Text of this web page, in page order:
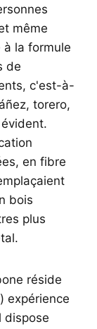
même
la formule
de
c'est-à-
torero,
en fibre
bois
plus
réside
expérience
dispose